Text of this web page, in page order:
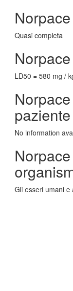
Quasi completa
LD50 = 580 mg /
paziente
No information
Gli esseri umani e